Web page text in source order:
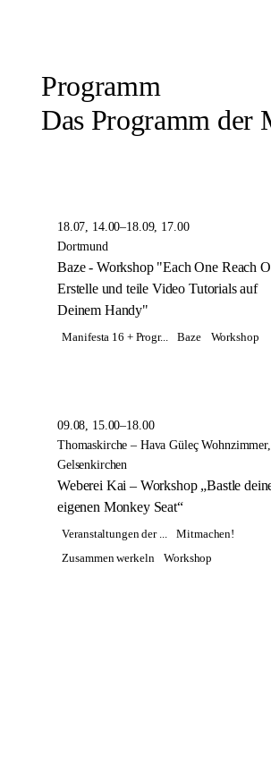
Programm
Das Programm der
18.07, 14.00–18.09, 17.00
Dortmund
Baze - Workshop "Each One Reach
Erstelle und teile Video Tutorials auf
Deinem Handy"
Manifesta 16 + Progr... Baze Workshop
09.08, 15.00–18.00
Thomaskirche – Hava Güleç Wohnzimmer,
Gelsenkirchen
Weberei Kai – Workshop „Bastle
eigenen Monkey Seat“
Veranstaltungen der ...
Mitmachen!
Zusammen werkeln
Workshop